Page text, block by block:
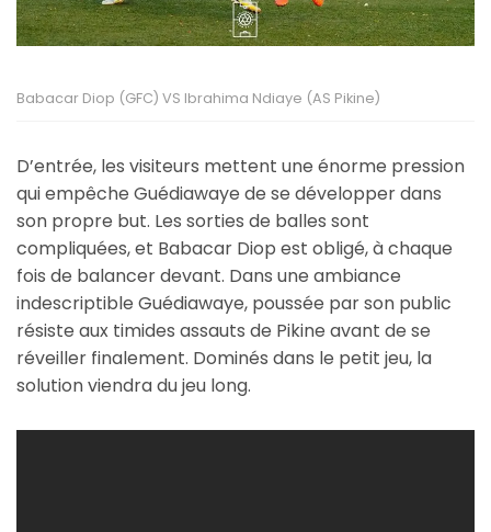
Babacar Diop (GFC) VS Ibrahima Ndiaye (AS Pikine)
D’entrée, les visiteurs mettent une énorme pression
qui empêche Guédiawaye de se développer dans
son propre but. Les sorties de balles sont
compliquées, et Babacar Diop est obligé, à chaque
fois de balancer devant. Dans une ambiance
indescriptible Guédiawaye, poussée par son public
résiste aux timides assauts de Pikine avant de se
réveiller finalement. Dominés dans le petit jeu, la
solution viendra du jeu long.